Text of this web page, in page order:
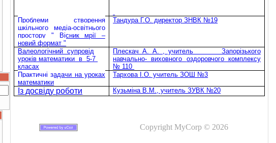
Проблеми створення
шкільного медіа-освітнього
простору " Вісник мрії –
новий формат "
Тандура Г.О. директор ЗНВК №19
Валеологічний супровід
уроків математики в 5-7
класах
Плескач А. А. , учитель Запорізького
навчально- виховного оздоровчого комплексу
№ 110
Практичні задачи на уроках
математики
Тархова І.О. учитель ЗОШ №3
Із досвіду роботи Кузьміна В.М., учитель ЗУВК №20
Copyright MyCorp © 2026